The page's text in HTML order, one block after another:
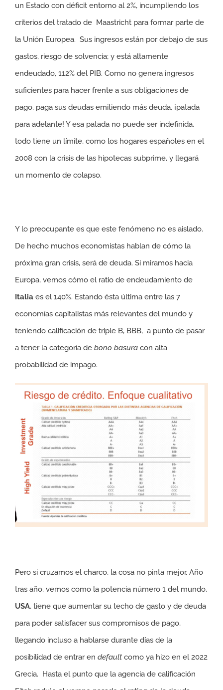
un Estado con déficit entorno al 2%, incumpliendo los
criterios del tratado de Maastricht para formar parte de
la Unión Europea. Sus ingresos están por debajo de sus
gastos, riesgo de solvencia; y está altamente
endeudado, 112% del PIB. Como no genera ingresos
suficientes para hacer frente a sus obligaciones de
pago, paga sus deudas emitiendo más deuda, ¡patada
para adelante! Y esa patada no puede ser indefinida,
todo tiene un límite, como los hogares españoles en el
2008 con la crisis de las hipotecas subprime, y llegará
un momento de colapso.
Y lo preocupante es que este fenómeno no es aislado.
De hecho muchos economistas hablan de cómo la
próxima gran crisis, será de deuda. Si miramos hacia
Europa, vemos cómo el ratio de endeudamiento de
Italia es el 140%. Estando ésta última entre las 7
economías capitalistas más relevantes del mundo y
teniendo calificación de triple B, BBB, a punto de pasar
a tener la categoría de bono basura con alta
probabilidad de impago.
Pero si cruzamos el charco, la cosa no pinta mejor. Año
tras año, vemos como la potencia número 1 del mundo,
USA, tiene que aumentar su techo de gasto y de deuda
para poder satisfacer sus compromisos de pago,
llegando incluso a hablarse durante días de la
posibilidad de entrar en default como ya hizo en el 2022
Grecia. Hasta el punto que la agencia de calificación